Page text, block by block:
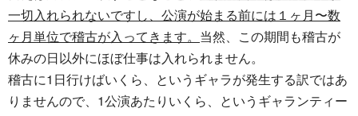
一切入れられないですし、公演が始まる前には１ヶ月〜数
ヶ月単位で稽古が入ってきます。 当然、この期間も稽古が
休みの日以外にほぼ仕事は入れられません。
稽古に1日行けばいくら、というギャラが発生する訳ではあ
りませんので、1公演あたりいくら、というギャランティー